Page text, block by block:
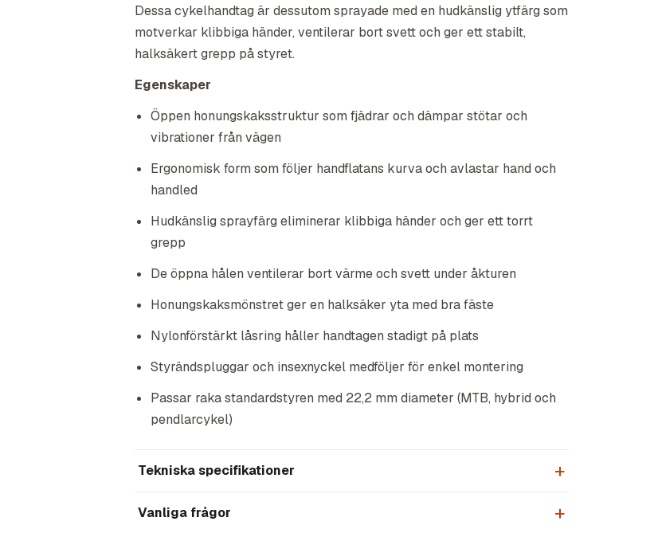
Dessa cykelhandtag är dessutom sprayade med en hudkänslig ytfärg som
motverkar klibbiga händer, ventilerar bort svett och ger ett stabilt,
halksäkert grepp på styret.
Egenskaper
Öppen honungskaksstruktur som fjädrar och dämpar stötar och
vibrationer från vägen
Ergonomisk form som följer handflatans kurva och avlastar hand och
handled
Hudkänslig sprayfärg eliminerar klibbiga händer och ger ett torrt
grepp
De öppna hålen ventilerar bort värme och svett under åkturen
Honungskaksmönstret ger en halksäker yta med bra fäste
Nylonförstärkt låsring håller handtagen stadigt på plats
Styrändspluggar och insexnyckel medföljer för enkel montering
Passar raka standardstyren med 22,2 mm diameter (MTB, hybrid och
pendlarcykel)
Tekniska specifikationer
Vanliga frågor